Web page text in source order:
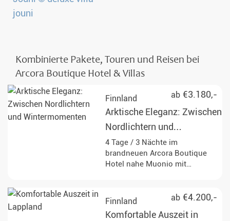
Kombinierte Pakete, Touren und Reisen bei
Arcora Boutique Hotel & Villas
ab €3.180,-
Finnland
Arktische Eleganz: Zwischen
Nordlichtern und
Wintermomenten
4 Tage / 3 Nächte im
brandneuen Arcora Boutique
Hotel nahe Muonio mit
sehr guten Chancen auf
Nordlichter.
ab €4.200,-
Finnland
Komfortable Auszeit in